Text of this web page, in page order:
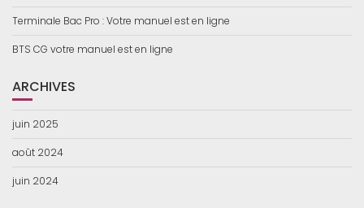
Terminale Bac Pro : Votre manuel est en ligne
BTS CG votre manuel est en ligne
ARCHIVES
juin 2025
août 2024
juin 2024